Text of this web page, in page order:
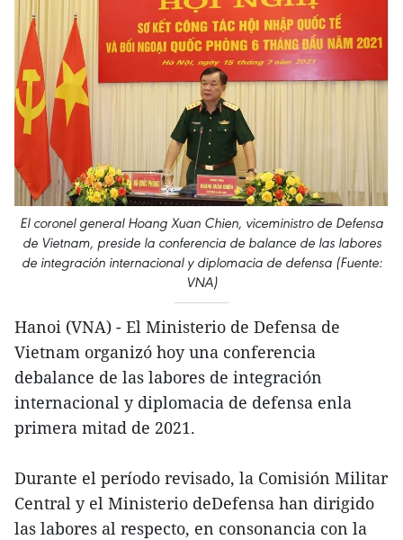
El coronel general Hoang Xuan Chien, viceministro de Defensa
de Vietnam, preside la conferencia de balance de las labores
de integración internacional y diplomacia de defensa (Fuente:
VNA)
Hanoi (VNA) - El Ministerio de Defensa de
Vietnam organizó hoy una conferencia
debalance de las labores de integración
internacional y diplomacia de defensa enla
primera mitad de 2021.
Durante el período revisado, la Comisión Militar
Central y el Ministerio deDefensa han dirigido
las labores al respecto, en consonancia con la